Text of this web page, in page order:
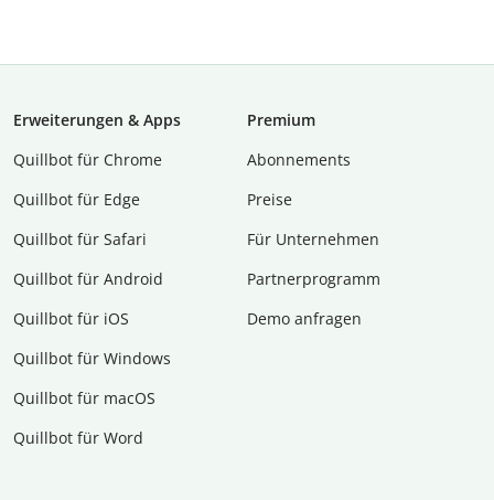
Erweiterungen & Apps
Quillbot für Chrome
Quillbot für Edge
Quillbot für Safari
Quillbot für Android
Quillbot für iOS
Quillbot für Windows
Quillbot für macOS
Quillbot für Word
Premium
Abon­ne­ments
Preise
Für Unternehmen
Partnerprogramm
Demo anfragen